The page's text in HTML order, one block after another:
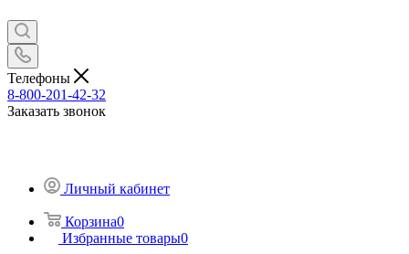
Телефоны
8-800-201-42-32
Заказать звонок
Личный кабинет
Корзина0
Избранные товары0